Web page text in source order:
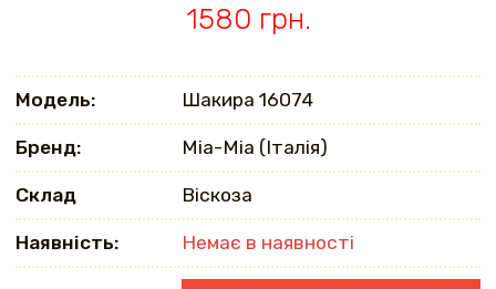
1580 грн.
Модель: Шакира 16074
Бренд: Mia-Mia (Італія)
Склад Віскоза
Наявність: Немає в наявності